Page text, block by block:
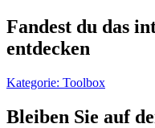
Fandest du das
entdecken
Kategorie: Toolbox
Bleiben Sie auf